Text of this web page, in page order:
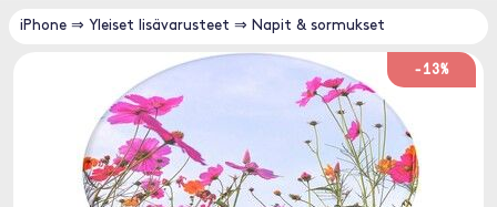
iPhone ⇒ Yleiset lisävarusteet ⇒ Napit & sormukset
-13%